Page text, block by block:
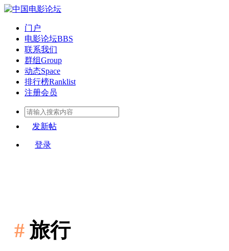
门户
电影论坛BBS
联系我们
群组Group
动态Space
排行榜Ranklist
注册会员
发新帖
登录
# 旅行